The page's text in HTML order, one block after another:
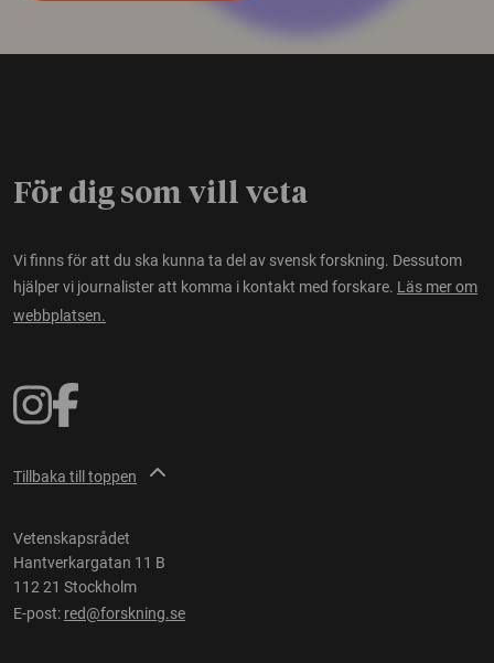
För dig som vill veta
Vi finns för att du ska kunna ta del av svensk forskning. Dessutom
hjälper vi journalister att komma i kontakt med forskare. Läs mer om
webbplatsen.
Tillbaka till toppen
Vetenskapsrådet
Hantverkargatan 11 B
112 21 Stockholm
E-post: red@forskning.se